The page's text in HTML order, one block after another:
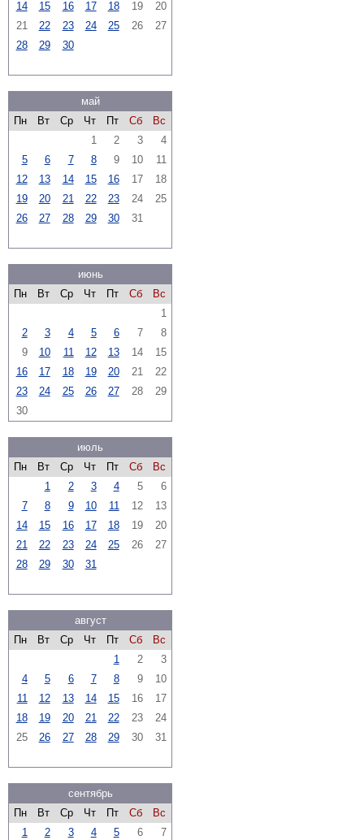
14 15 16 17 18 19
20
21
22 23 24 25 26
27
28
29 30
май
Пн
Вт Ср Чт Пт Сб
Вс
1
2 3
4
5
6 7 8 9 10
11
12
13 14 15 16 17
18
19
20 21 22 23 24
25
26
27 28 29 30 31
июнь
Пн
Вт Ср Чт Пт Сб
Вс
1
2
3 4 5 6 7
8
9
10 11 12 13 14
15
16
17 18 19 20 21
22
23
24 25 26 27 28
29
30
июль
Пн
Вт Ср Чт Пт Сб
Вс
1
2 3 4 5
6
7
8 9 10 11 12
13
14
15 16 17 18 19
20
21
22 23 24 25 26
27
28
29 30 31
август
Пн
Вт Ср Чт Пт Сб
Вс
1
2
3
4
5 6 7 8 9
10
11
12 13 14 15 16
17
18
19 20 21 22 23
24
25
26 27 28 29 30 31
сентябрь
Пн
Вт Ср Чт Пт Сб
Вс
1
2 3 4 5 6
7